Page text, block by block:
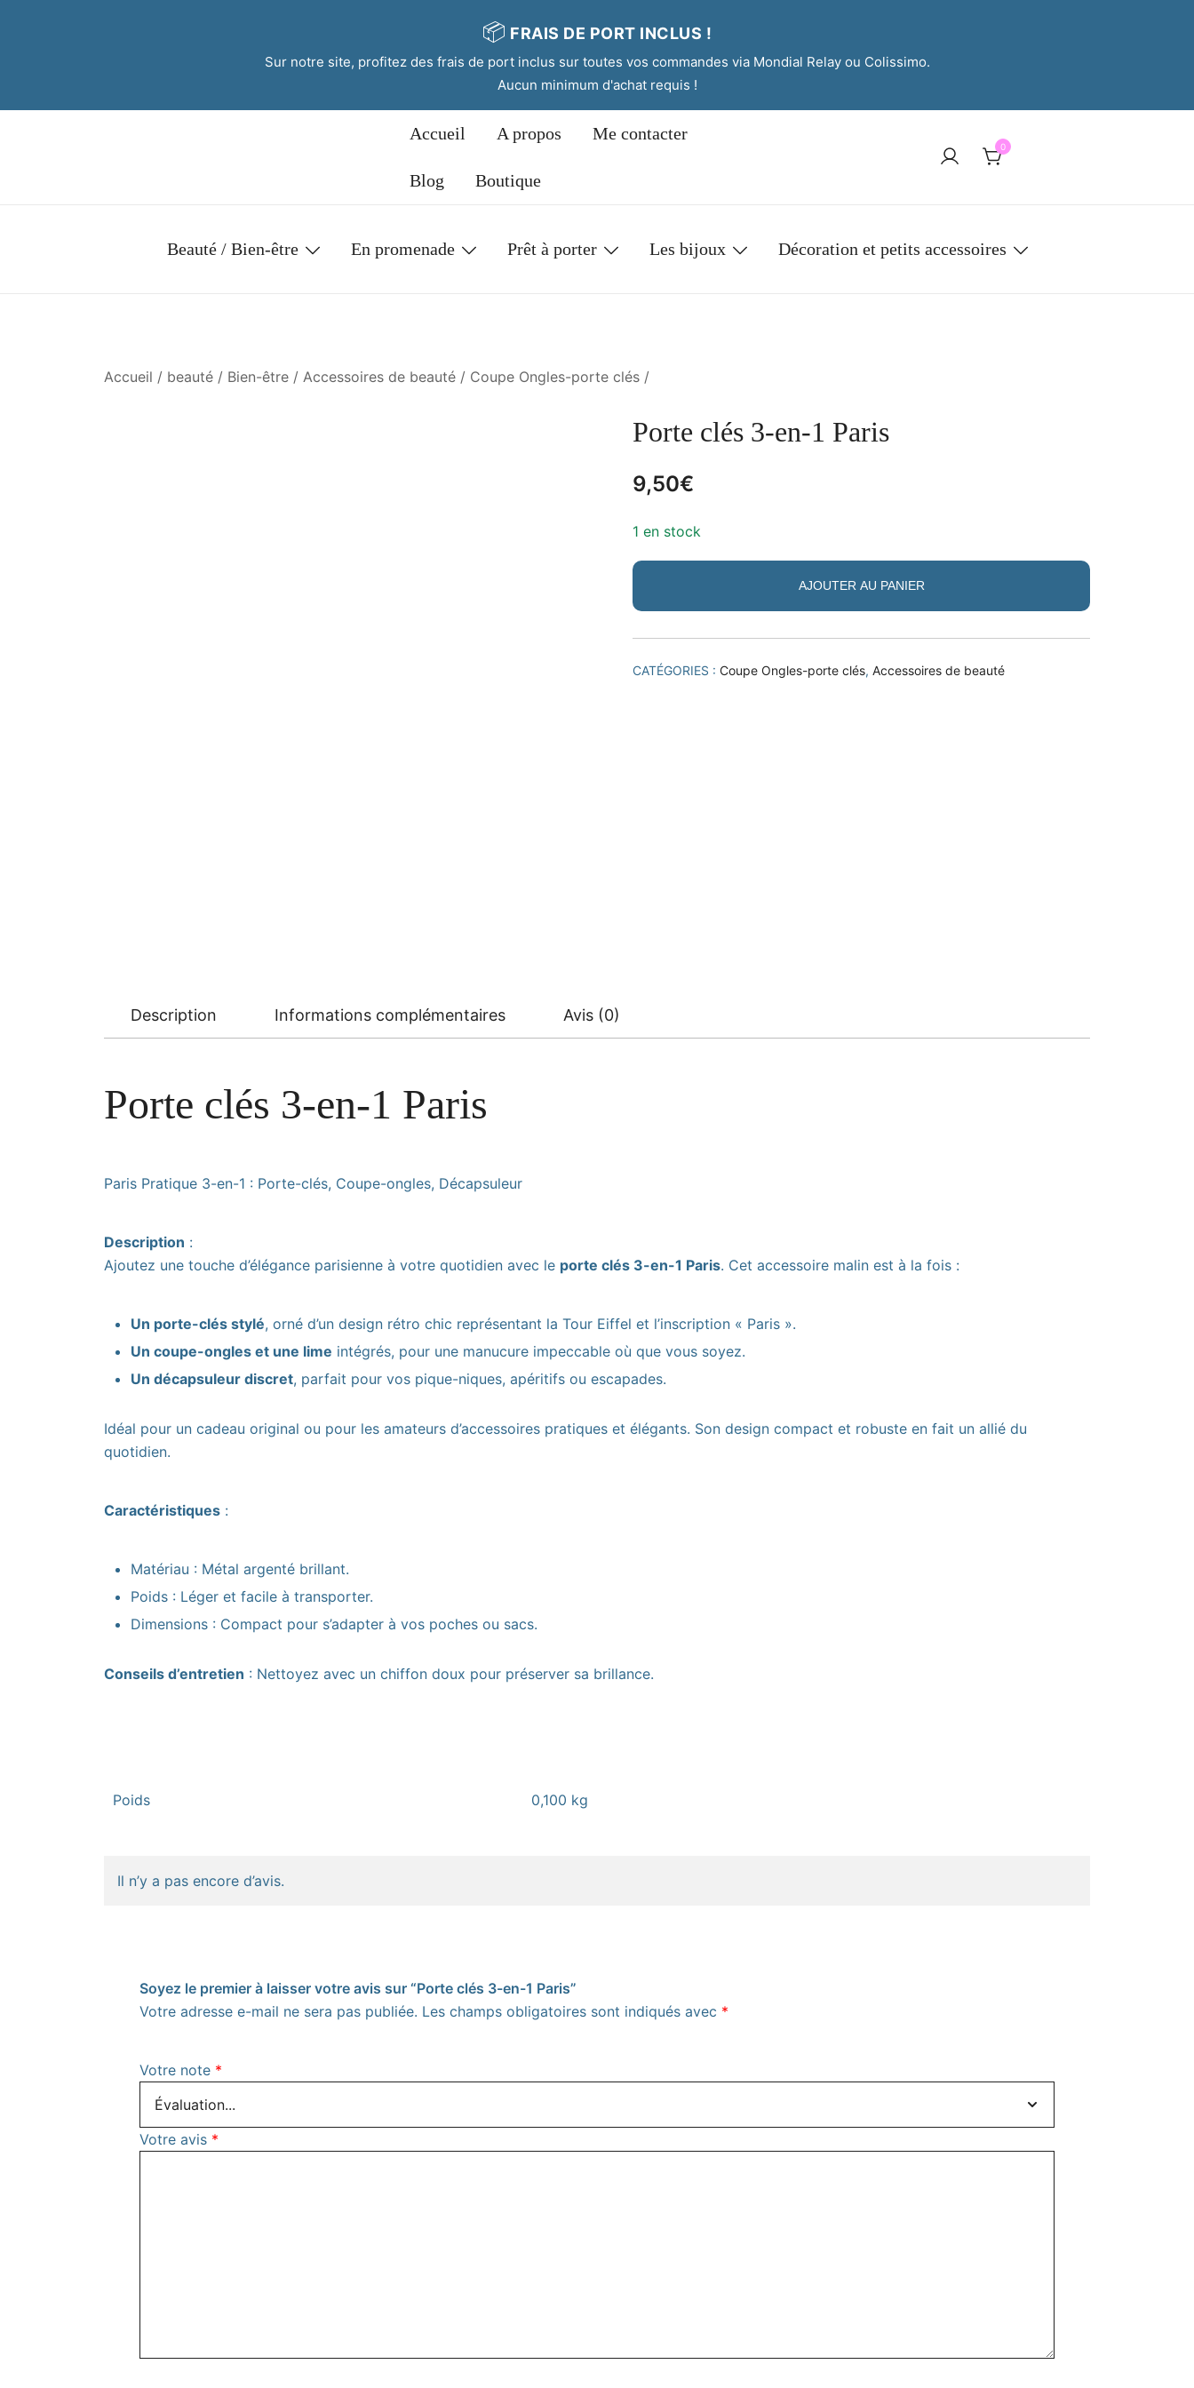
📦 FRAIS DE PORT INCLUS !
Sur notre site, profitez des frais de port inclus sur toutes vos commandes via Mondial Relay ou Colissimo.
Aucun minimum d'achat requis !
Accueil A propos Me contacter
Blog Boutique
0
Beauté / Bien-être En promenade Prêt à porter Les bijoux Décoration et petits accessoires
Accueil / beauté / Bien-être / Accessoires de beauté / Coupe Ongles-porte clés /
Porte clés 3-en-1 Paris
9,50€
1 en stock
AJOUTER AU PANIER
CATÉGORIES : Coupe Ongles-porte clés, Accessoires de beauté
Description Informations complémentaires Avis (0)
Porte clés 3-en-1 Paris
Paris Pratique 3-en-1 : Porte-clés, Coupe-ongles, Décapsuleur
Description :
Ajoutez une touche d’élégance parisienne à votre quotidien avec le porte clés 3-en-1 Paris. Cet accessoire malin est à la fois :
Un porte-clés stylé, orné d’un design rétro chic représentant la Tour Eiffel et l’inscription « Paris ».
Un coupe-ongles et une lime intégrés, pour une manucure impeccable où que vous soyez.
Un décapsuleur discret, parfait pour vos pique-niques, apéritifs ou escapades.
Idéal pour un cadeau original ou pour les amateurs d’accessoires pratiques et élégants. Son design compact et robuste en fait un allié du
quotidien.
Caractéristiques :
Matériau : Métal argenté brillant.
Poids : Léger et facile à transporter.
Dimensions : Compact pour s’adapter à vos poches ou sacs.
Conseils d’entretien : Nettoyez avec un chiffon doux pour préserver sa brillance.
Poids 0,100 kg
Il n’y a pas encore d’avis.
Soyez le premier à laisser votre avis sur “Porte clés 3-en-1 Paris”
Votre adresse e-mail ne sera pas publiée. Les champs obligatoires sont indiqués avec *
Votre note *
Votre avis *